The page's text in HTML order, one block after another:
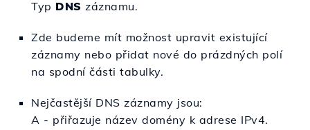
Typ DNS záznamu.
Zde budeme mít možnost upravit existující
záznamy nebo přidat nové do prázdných polí
na spodní části tabulky.
Nejčastější DNS záznamy jsou:
A - přiřazuje název domény k adrese IPv4.